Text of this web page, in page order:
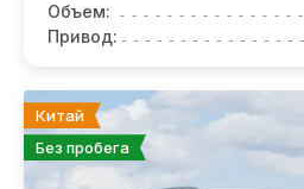
Объем:
Привод:
Китай
Без пробега